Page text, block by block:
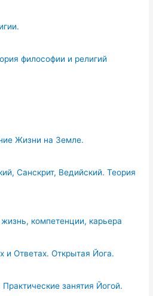
философии и религий
Жизни на Земле.
Санскрит, Ведийский. Теория
компетенции, карьера
и Ответах. Открытая Йога.
занятия Йогой.